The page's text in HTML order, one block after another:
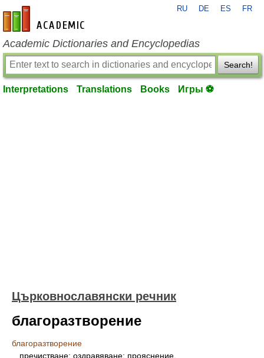
en-academic.com
RU DE ES FR
Academic Dictionaries and Encyclopedias
Search!
Interpretations Translations Books Игры ⚽
Църковнославянски речник
благоразтворение
благоразтворение
пречистване; оздравяване; прояснение.